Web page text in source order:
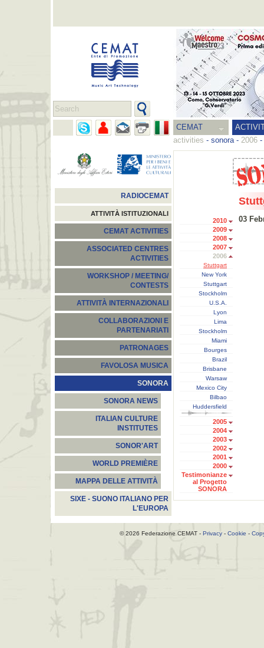
CEMAT
activities - sonora- 2006 -
RADIOCEMAT
ATTIVITÀ ISTITUZIONALI
CEMAT ACTIVITIES
ASSOCIATED CENTRES
ACTIVITIES
WORKSHOP / MEETING/
CONTESTS
ATTIVITÀ INTERNAZIONALI
COLLABORAZIONI E
PARTENARIATI
PATRONAGES
FAVOLOSA MUSICA
SONORA
SONORA NEWS
ITALIAN CULTURE
INSTITUTES
SONOR'ART
WORLD PREMIÈRE
MAPPA DELLE ATTIVITÀ
SIXE - SUONO ITALIANO PER
L'EUROPA
2010
2009
2008
2007
2006
Stuttgart
New York
Stuttgart
Stockholm
U.S.A.
Lyon
Lima
Stockholm
Miami
Bourges
Brazil
Brisbane
Warsaw
Mexico City
Bilbao
Huddersfield
2005
2004
2003
2002
2001
2000
Testimonianze
al Progetto
SONORA
03
© 2026 Federazione CEMAT - Privacy - Cookie -